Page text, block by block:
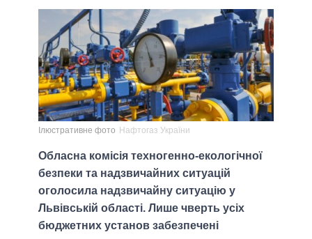
Ілюстративне фото Нафтогаз України
Обласна комісія техногенно-екологічної
безпеки та надзвичайних ситуацій
оголосила надзвичайну ситуацію у
Львівській області. Лише чверть усіх
бюджетних установ забезпечені